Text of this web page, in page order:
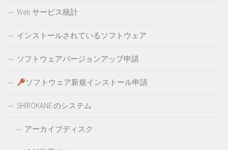
Web サービス統計
インストールされているソフトウェア
ソフトウェアバージョンアップ申請
ソフトウェア新規インストール申請
SHIROKANE のシステム
アーカイブディスク